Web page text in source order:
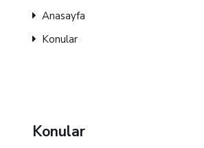
Anasayfa
Konular
Konular